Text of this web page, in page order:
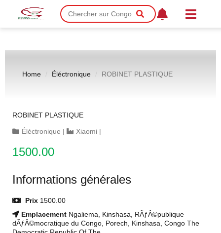
Home Éléctronique ROBINET PLASTIQUE
ROBINET PLASTIQUE
Éléctronique | Xiaomi |
1500.00
Informations générales
Prix 1500.00
Emplacement Ngaliema, Kinshasa, RÃƒÂ©publique
dÃƒÂ©mocratique du Congo, Porech, Kinshasa, Congo The